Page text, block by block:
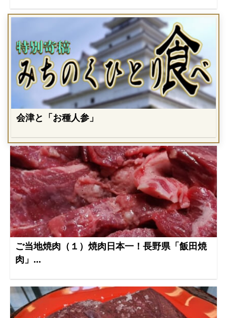
会津と「お種人参」
ご当地焼肉（１）焼肉日本一！長野県「飯田焼
肉」...